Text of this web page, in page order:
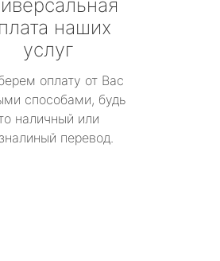
наших
услуг
оплату от Вас
способами, будь
наличный или
перевод.